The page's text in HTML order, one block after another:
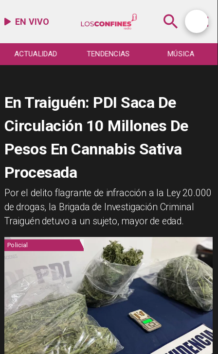
EN VIVO
ACTUALIDAD TENDENCIAS MÚSICA
En Traiguén: PDI Saca De
Circulación 10 Millones De
Pesos En Cannabis Sativa
Procesada
Por el delito flagrante de infracción a la Ley 20.000
de drogas, la Brigada de Investigación Criminal
Traiguén detuvo a un sujeto, mayor de edad.
Policial